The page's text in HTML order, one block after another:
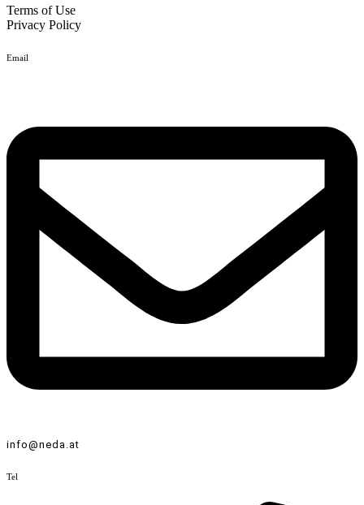
Terms of Use
Privacy Policy
Email
info@neda.at
Tel